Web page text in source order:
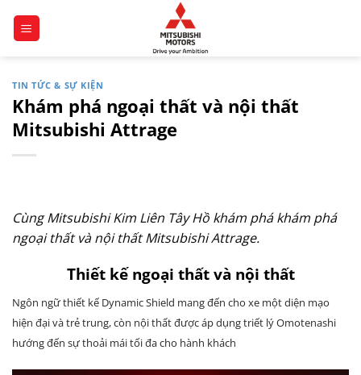
đến
TIN TỨC & SỰ KIỆN
Khám phá ngoại thất và nội thất
Mitsubishi Attrage
Cùng Mitsubishi Kim Liên Tây Hồ khám phá khám phá
ngoại thất và nội thất Mitsubishi Attrage.
Thiết kế ngoại thất và nội thất
Ngôn ngữ thiết kế Dynamic Shield mang đến cho xe một diện mạo
hiện đại và trẻ trung,còn nội thất được áp dụng triết lý Omotenashi
hướng đến sự thoải mái tối đa cho hành khách